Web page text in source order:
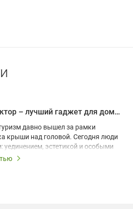
Почему проектор – лучший гаджет для домика в глэмпинге
давно вышел за рамки
крыши над головой. Сегодня люди
уединением, эстетикой и особыми
A-frame домов,